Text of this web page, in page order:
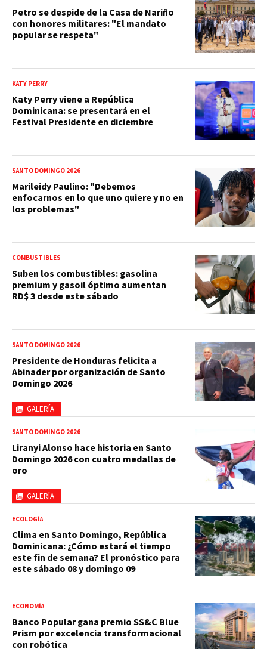
Petro se despide de la Casa de Nariño
con honores militares: "El mandato
popular se respeta"
KATY PERRY
Katy Perry viene a República
Dominicana: se presentará en el
Festival Presidente en diciembre
SANTO DOMINGO 2026
Marileidy Paulino: "Debemos
enfocarnos en lo que uno quiere y no en
los problemas"
COMBUSTIBLES
Suben los combustibles: gasolina
premium y gasoil óptimo aumentan
RD$ 3 desde este sábado
GALERÍA
SANTO DOMINGO 2026
Presidente de Honduras felicita a
Abinader por organización de Santo
Domingo 2026
GALERÍA
SANTO DOMINGO 2026
Liranyi Alonso hace historia en Santo
Domingo 2026 con cuatro medallas de
oro
ECOLOGÍA
Clima en Santo Domingo, República
Dominicana: ¿Cómo estará el tiempo
este fin de semana? El pronóstico para
este sábado 08 y domingo 09
ECONOMÍA
Banco Popular gana premio SS&C Blue
Prism por excelencia transformacional
con robótica